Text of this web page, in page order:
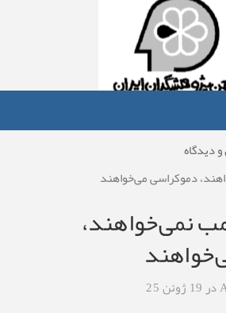
دیدگاه
دموکراسی می‌خواهند
نمی‌خواهند،